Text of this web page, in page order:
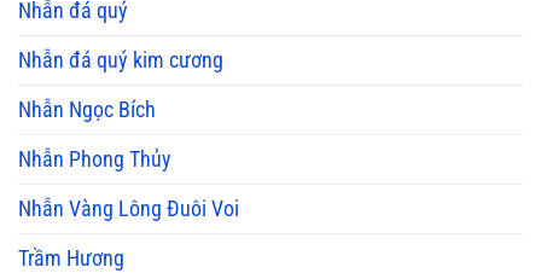
Nhẫn đá quý
Nhẫn đá quý kim cương
Nhẫn Ngọc Bích
Nhẫn Phong Thủy
Nhẫn Vàng Lông Đuôi Voi
Trầm Hương